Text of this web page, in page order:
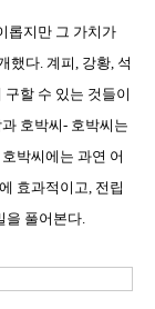
롭지만 그 가치가
했다. 계피, 강황, 석
할 수 있는 것들이
호박씨- 호박씨는
박씨에는 과연 어
효과적이고, 전립
을 풀어본다.